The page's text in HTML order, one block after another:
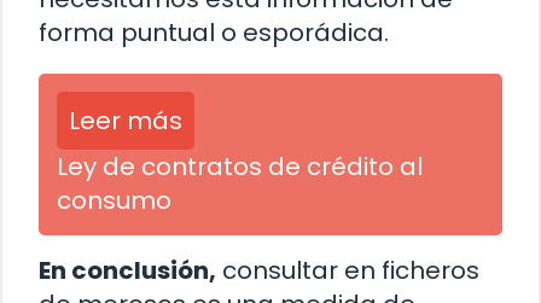
forma puntual o esporádica.
Leer más
Ley de contratos de crédito al
consumo
En conclusión, consultar en ficheros